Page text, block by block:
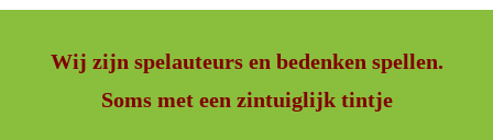
Wij zijn spelauteurs en bedenken spellen.
Soms met een zintuiglijk tintje